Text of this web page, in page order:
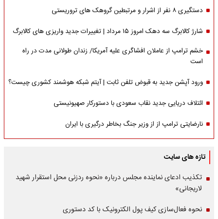
دستگیری ۸ نفر از اشرار و مرتبطین گروهک های تروریستی
شارژ کالابرگ سه دهک امروز ۱۵ مرداد | تغییرات جدید واریزی های کالابرگ
خشم ترامپ از عاملان افشاگری‌ علیه آمریکا/ زندان طولانی مدت در راه
است
ورود آپشن جدید به قبوض تلفن ثابت | آیتم شبکه هوشمند کشوری چیست؟
ائتلاف دریایی جدید نقاب سعودی با دستورکار صهیونیستی
نارضایتی ترامپ از از وزیر جنگ بخاطر درگیری با ایران
تازه های سایت
تکذیب ادعای نماینده مجلس درباره «نحوه ردزنی محل استقرار شهید
لاریجانی»
نحوه فعال‌سازی کیف پول الکترونیک با کد دستوری